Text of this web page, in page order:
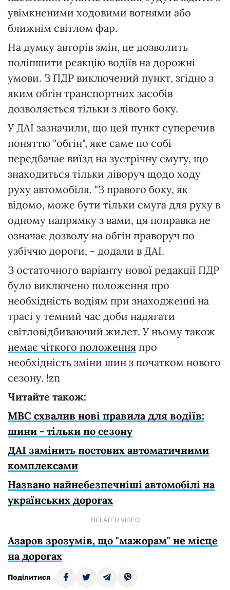
увімкненими ходовими вогнями або
ближнім світлом фар.
На думку авторів змін, це дозволить
поліпшити реакцію водіїв на дорожні
умови. З ПДР виключений пункт, згідно з
яким обгін транспортних засобів
дозволяється тільки з лівого боку.
У ДАІ зазначили, що цей пункт суперечив
поняттю "обгін", яке саме по собі
передбачає виїзд на зустрічну смугу, що
знаходиться тільки ліворуч щодо ходу
руху автомобіля. "З правого боку, як
відомо, може бути тільки смуга для руху в
одному напрямку з вами, ця поправка не
означає дозволу на обгін праворуч по
узбіччю дороги, - додали в ДАІ.
З остаточного варіанту нової редакції ПДР
було виключено положення про
необхідність водіям при знаходженні на
трасі у темний час доби надягати
світловідбиваючий жилет. У ньому також
немає чіткого положення про
необхідність зміни шин з початком нового
сезону. !zn
Читайте також:
МВС схвалив нові правила для водіїв:
шини - тільки по сезону
ДАІ замінить постових автоматичними
комплексами
Названо найнебезпечніші автомобілі на
українських дорогах
RELATED VIDEO
Азаров зрозумів, що "мажорам" не місце
на дорогах
Поділитися